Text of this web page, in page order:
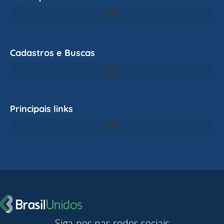
Cadastros e Buscas
Principais links